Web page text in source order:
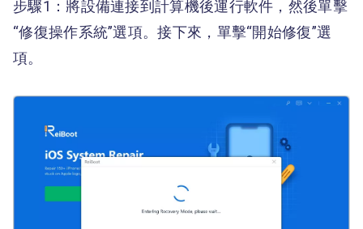
步驟1：將設備連接到計算機後運行軟件，然後單擊
“修復操作系統”選項。接下來，單擊“開始修復”選
項。